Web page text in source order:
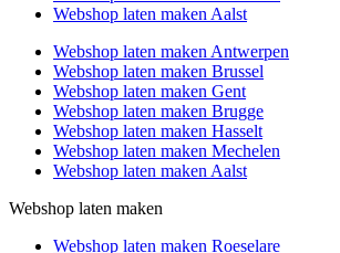
Webshop laten maken Aalst
Webshop laten maken Antwerpen
Webshop laten maken Brussel
Webshop laten maken Gent
Webshop laten maken Brugge
Webshop laten maken Hasselt
Webshop laten maken Mechelen
Webshop laten maken Aalst
Webshop laten maken
Webshop laten maken Roeselare